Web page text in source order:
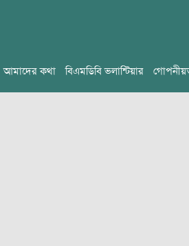
আমাদের কথা বিএমডিবি ভলান্টিয়ার